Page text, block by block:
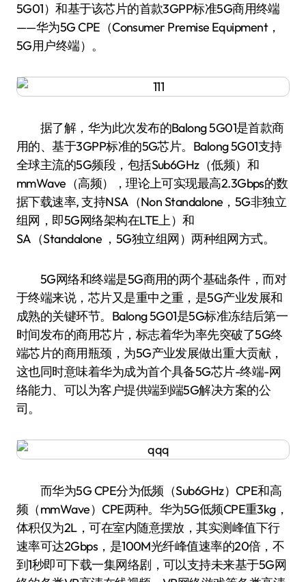
5G01）和基于该芯片的首款3GPP标准5G商用终端
——华为5G CPE（Consumer Premise Equipment，
5G用户终端）。
据了解，华为此次发布的Balong 5G01是首款商
用的、基于3GPP标准的5G芯片。Balong 5G01支持
全球主流的5G频段，包括Sub6GHz（低频）和
mmWave（高频），理论上可实现最高2.3Gbps的数
据下载速率, 支持NSA（Non Standalone，5G非独立
组网，即5G网络架构在LTE上）和
SA（Standalone ，5G独立组网）两种组网方式。
5G网络和终端是5G商用的两个基础条件，而对
于终端来说，芯片又是重中之重，是5G产业发展和
成熟的关键环节。Balong 5G01是5G标准冻结后第一
时间发布的商用芯片，标志着华为率先突破了5G终
端芯片的商用瓶颈，为5G产业发展做出重大贡献，
这也同时意味着华为成为首个具备5G芯片-终端-网
络能力、可以为客户提供端到端5G解决方案的公
司。
而华为5G CPE分为低频（Sub6GHz）CPE和高
频（mmWave）CPE两种。华为5G低频CPE重3kg，
体积仅为2L，可在室内随意摆放，其实测峰值下行
速率可达2Gbps，是100M光纤峰值速率的20倍，不
到1秒即可下载一集网络剧，可以支持未来基于5G网